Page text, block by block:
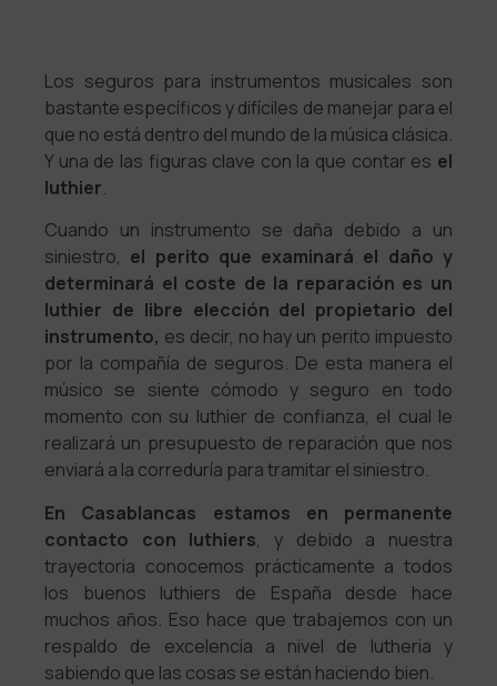
Los seguros para instrumentos musicales son
bastante específicos y difíciles de manejar para el
que no está dentro del mundo de la música clásica.
Y una de las figuras clave con la que contar es el
luthier.
Cuando un instrumento se daña debido a un
siniestro, el perito que examinará el daño y
determinará el coste de la reparación es un
luthier de libre elección del propietario del
instrumento, es decir, no hay un perito impuesto
por la compañía de seguros. De esta manera el
músico se siente cómodo y seguro en todo
momento con su luthier de confianza, el cual le
realizará un presupuesto de reparación que nos
enviará a la correduría para tramitar el siniestro.
En Casablancas estamos en permanente
contacto con luthiers, y debido a nuestra
trayectoria conocemos prácticamente a todos
los buenos luthiers de España desde hace
muchos años. Eso hace que trabajemos con un
respaldo de excelencia a nivel de lutheria y
sabiendo que las cosas se están haciendo bien.